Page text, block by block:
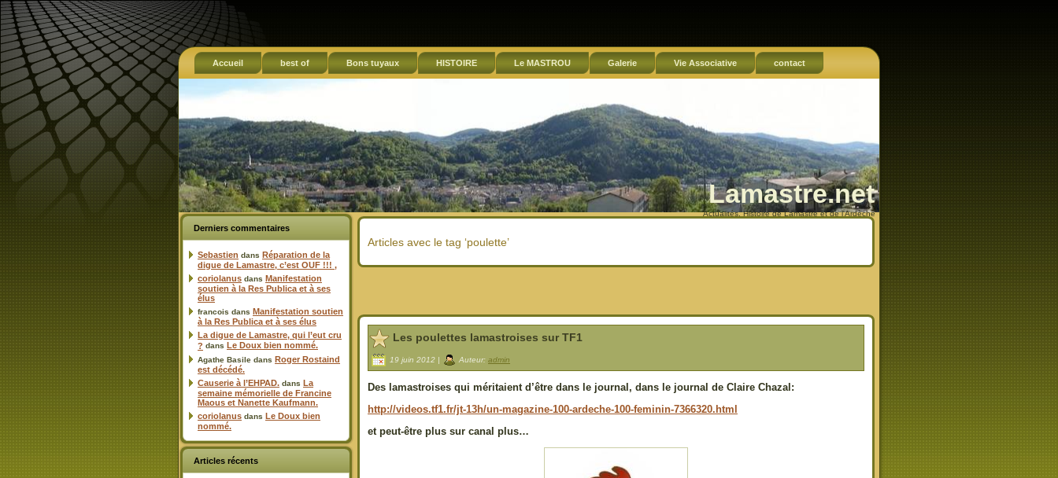
Accueil best of Bons tuyaux HISTOIRE Le MASTROU Galerie Vie Associative contact
Lamastre.net
Actualités, Histoire de Lamastre et de l'Ardèche
Derniers commentaires
Sebastien dans Réparation de la
digue de Lamastre, c’est OUF !!! ,
coriolanus dans Manifestation
soutien à la Res Publica et à ses
élus
francois dans Manifestation soutien
à la Res Publica et à ses élus
La digue de Lamastre, qui l’eut cru
? dans Le Doux bien nommé.
Agathe Basile dans Roger Rostaind
est décédé.
Causerie à l’EHPAD. dans La
semaine mémorielle de Francine
Maous et Nanette Kaufmann.
coriolanus dans Le Doux bien
nommé.
Articles récents
Articles avec le tag ‘poulette’
Les poulettes lamastroises sur TF1
19 juin 2012 | Auteur: admin
Des lamastroises qui méritaient d’être dans le journal, dans le journal de Claire Chazal:
http://videos.tf1.fr/jt-13h/un-magazine-100-ardeche-100-feminin-7366320.html
et peut-être plus sur canal plus…